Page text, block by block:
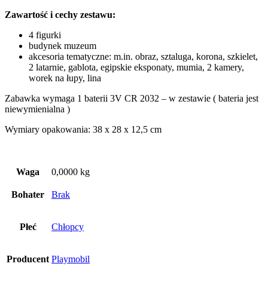
Zawartość i cechy zestawu:
4 figurki
budynek muzeum
akcesoria tematyczne: m.in. obraz, sztaluga, korona, szkielet,
2 latarnie, gablota, egipskie eksponaty, mumia, 2 kamery,
worek na łupy, lina
Zabawka wymaga 1 baterii 3V CR 2032 – w zestawie ( bateria jest
niewymienialna )
Wymiary opakowania: 38 x 28 x 12,5 cm
Waga 0,0000 kg
Bohater Brak
Płeć Chłopcy
Producent Playmobil